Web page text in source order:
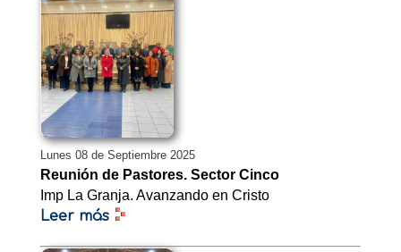
Lunes 08 de Septiembre 2025
Reunión de Pastores. Sector Cinco
Imp La Granja. Avanzando en Cristo
Leer más